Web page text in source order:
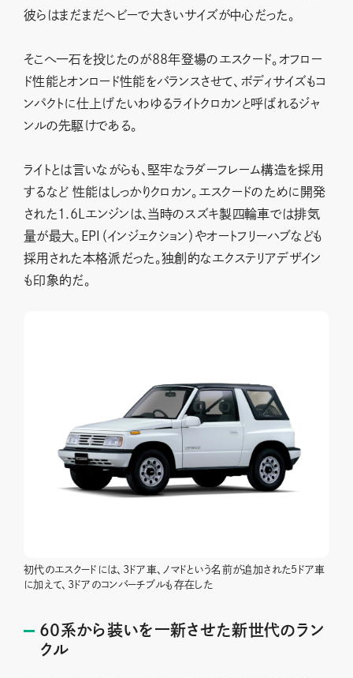
彼らはまだまだヘビーで大きいサイズが中心だった。
そこへ一石を投じたのが88年登場のエスクード。オフロー
ド性能とオンロード性能をバランスさせて、ボディサイズもコ
ンパクトに仕上げたいわゆるライトクロカンと呼ばれるジャ
ンルの先駆けである。
ライトとは言いながらも、堅牢なラダーフレーム構造を採用
するなど 性能はしっかりクロカン。エスクードのために開発
された1.6Lエンジンは、当時のスズキ製四輪車では排気
量が最大。EPI（インジェクション）やオートフリーハブなども
採用された本格派だった。独創的なエクステリアデザイン
も印象的だ。
初代のエスクードには、3ドア車、ノマドという名前が追加された5ドア車
に加えて、3ドアのコンバーチブルも存在した
60系から装いを一新させた新世代のラン
クル